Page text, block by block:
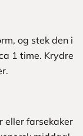
og stek den i
1 time. Krydre
eller farsekaker